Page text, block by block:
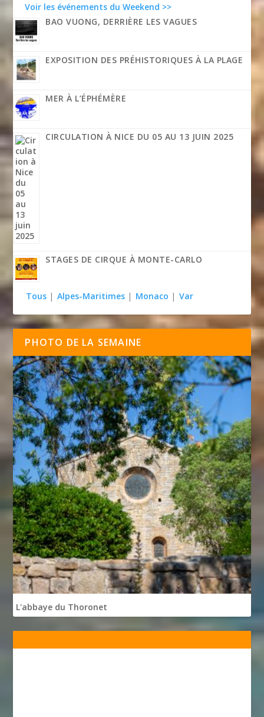
Voir les événements du Weekend >>
BAO VUONG, DERRIÈRE LES VAGUES
EXPOSITION DES PRÉHISTORIQUES À LA PLAGE
MER À L’ÉPHÉMÈRE
CIRCULATION À NICE DU 05 AU 13 JUIN 2025
STAGES DE CIRQUE À MONTE-CARLO
Tous | Alpes-Maritimes | Monaco | Var
PHOTO DE LA SEMAINE
L'abbaye du Thoronet